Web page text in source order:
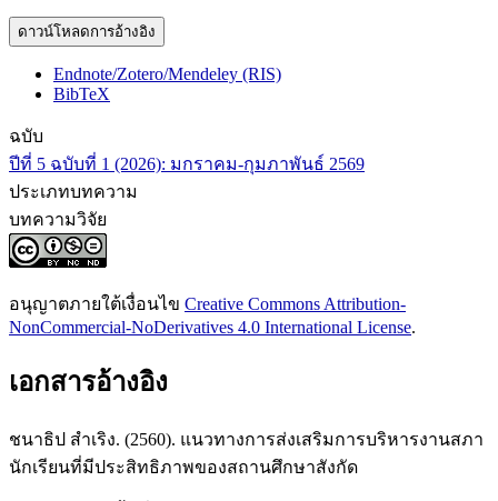
ดาวน์โหลดการอ้างอิง
Endnote/Zotero/Mendeley (RIS)
BibTeX
ฉบับ
ปีที่ 5 ฉบับที่ 1 (2026): มกราคม-กุมภาพันธ์ 2569
ประเภทบทความ
บทความวิจัย
อนุญาตภายใต้เงื่อนไข Creative Commons Attribution-
NonCommercial-NoDerivatives 4.0 International License.
เอกสารอ้างอิง
ชนาธิป สำเริง. (2560). แนวทางการส่งเสริมการบริหารงานสภา
นักเรียนที่มีประสิทธิภาพของสถานศึกษาสังกัด